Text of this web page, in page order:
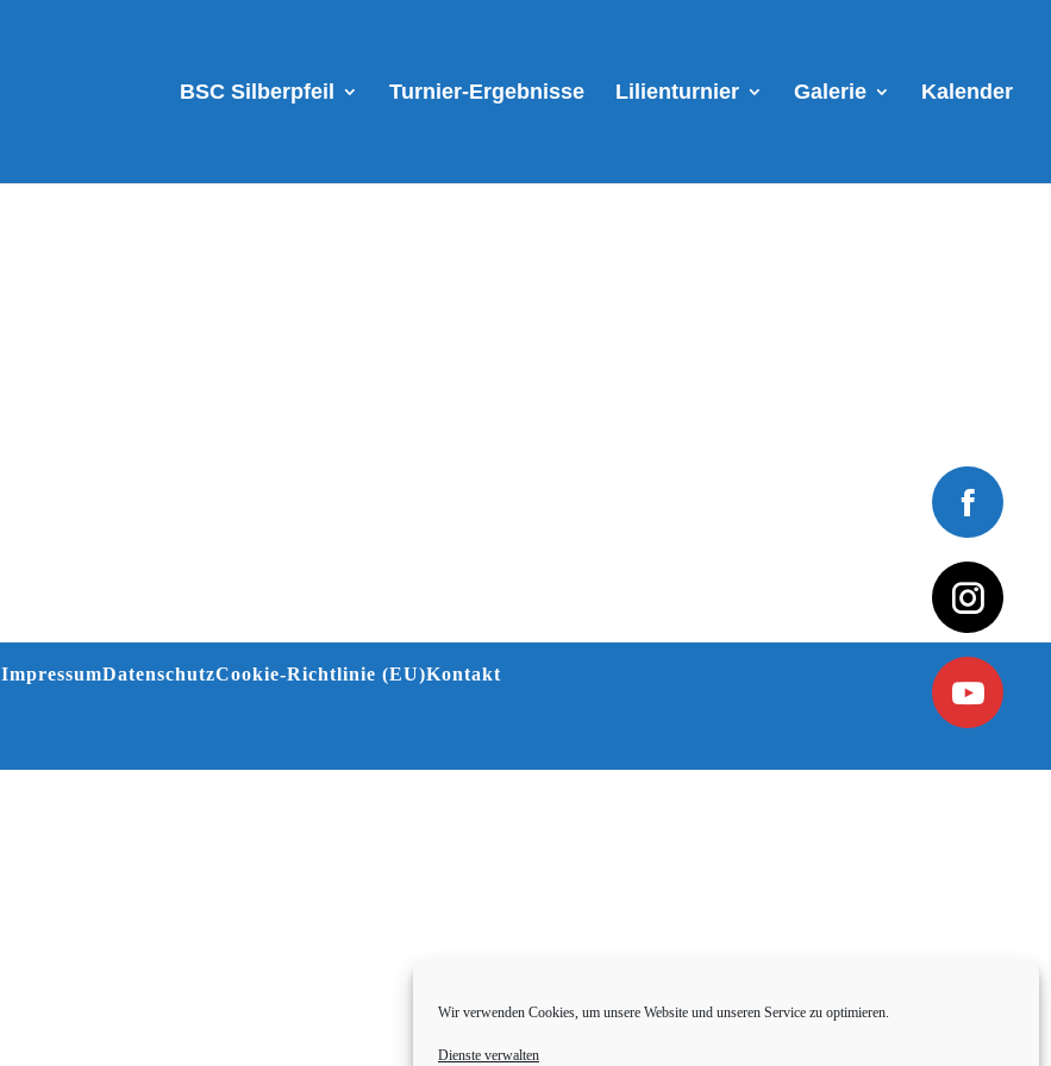
Wir verwenden Cookies, um unsere Website und unseren Service zu optimieren.
Dienste verwalten
BSC Silberpfeil Turnier-Ergebnisse Lilienturnier Galerie Kalender
ImpressumDatenschutzCookie-Richtlinie (EU)Kontakt